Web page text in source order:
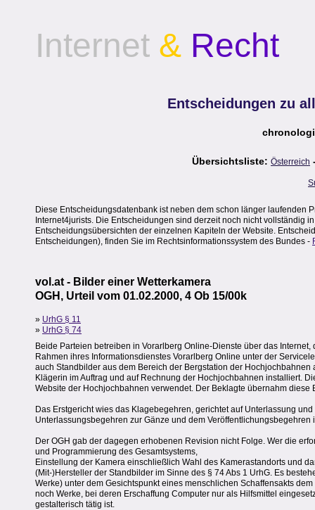
Internet & Recht
Entscheidungen zu
Übersichtsliste: Österreich
Diese Entscheidungsdatenbank ist neben dem schon länger laufenden
Internet4jurists. Die Entscheidungen sind derzeit noch nicht vollständig
Entscheidungsübersichten der einzelnen Kapiteln der Website.
Entscheidungen), finden Sie im Rechtsinformationssystem des Bundes -
vol.at - Bilder einer Wetterkamera
OGH, Urteil vom 01.02.2000, 4 Ob 15/00k
» UrhG § 11
» UrhG § 74
Beide Parteien betreiben in Vorarlberg Online-Dienste über das
Rahmen ihres Informationsdienstes Vorarlberg Online unter der
auch Standbilder aus dem Bereich der Bergstation der
Klägerin im Auftrag und auf Rechnung der Hochjochbahnen installiert.
Website der Hochjochbahnen verwendet. Der Beklagte übernahm
Das Erstgericht wies das Klagebegehren, gerichtet auf Unterlassung
Unterlassungsbegehren zur Gänze und dem Veröffentlichungsbegehren
Der OGH gab der dagegen erhobenen Revision nicht Folge. Wer die
und Programmierung des Gesamtsystems,
Einstellung der Kamera einschließlich Wahl des Kamerastandorts und
(Mit-)Hersteller der Standbilder im Sinne des § 74 Abs 1 UrhG. Es
Werke) unter dem Gesichtspunkt eines menschlichen Schaffensakts
noch Werke, bei deren Erschaffung Computer nur als Hilfsmittel
gestalterisch tätig ist.